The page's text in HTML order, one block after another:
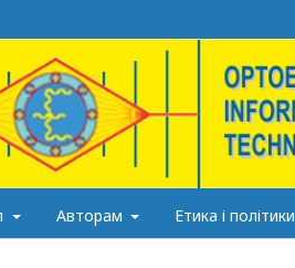
Авторам Етика і політики